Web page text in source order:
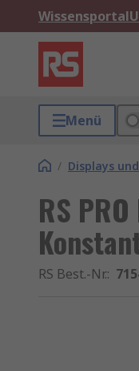
Wissensportal
Menü
/ Displays
RS
RS Best.-Nr.: